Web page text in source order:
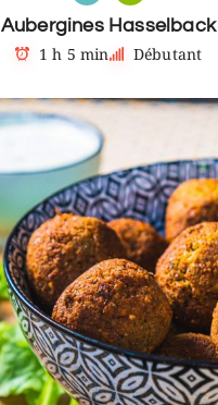
Aubergines Hasselback
1 h 5 min
Débutant